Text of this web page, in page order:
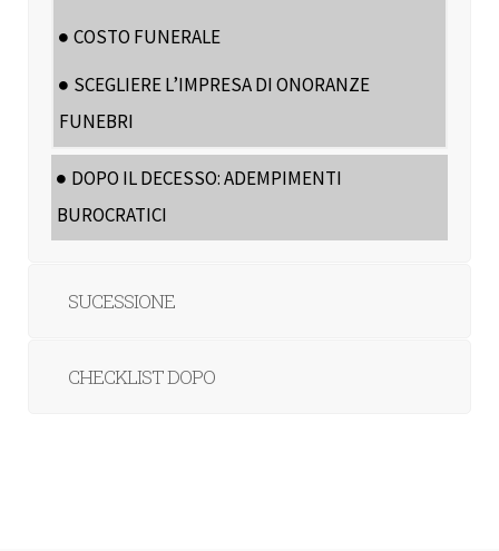
COSTO FUNERALE
SCEGLIERE L’IMPRESA DI ONORANZE
FUNEBRI
DOPO IL DECESSO: ADEMPIMENTI
BUROCRATICI
SUCESSIONE
CHECKLIST DOPO